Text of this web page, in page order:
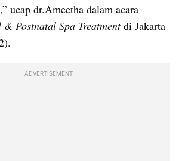
ucap dr.Ameetha dalam acara
& Postnatal Spa Treatment di Jakarta
ADVERTISEMENT